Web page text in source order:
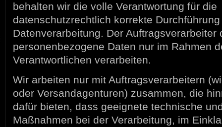
behalten wir die volle Verantwortung für die
datenschutzrechtlich korrekte
Datenverarbeitung. Der Auftragsverarbeiter
personenbezogene Daten nur im Rahmen
Verantwortlichen verarbeiten.
Wir arbeiten nur mit Auftragsverarbeitern
oder Versandagenturen) zusammen, die
dafür bieten, dass geeignete technische
Maßnahmen bei der Verarbeitung, im